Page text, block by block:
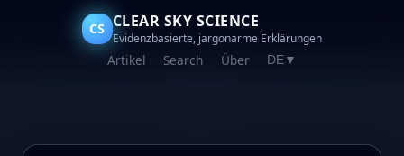
CS CLEAR SKY SCIENCE
Evidenzbasierte, jargonarme Erklärungen
Artikel Search Über DE▼